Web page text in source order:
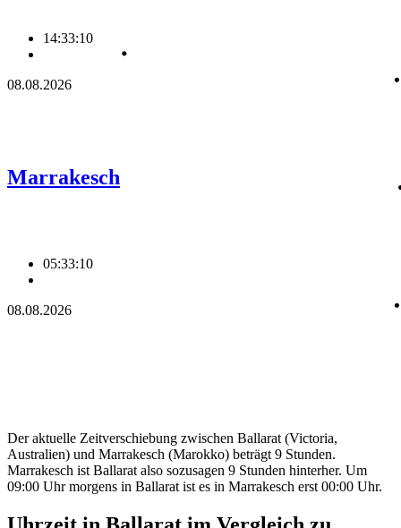
14:33:10
08.08.2026
Marrakesch
05:33:10
08.08.2026
Der aktuelle Zeitverschiebung zwischen Ballarat (Victoria,
Australien) und Marrakesch (Marokko) beträgt 9 Stunden.
Marrakesch ist Ballarat also sozusagen 9 Stunden hinterher. Um
09:00 Uhr morgens in Ballarat ist es in Marrakesch erst 00:00 Uhr.